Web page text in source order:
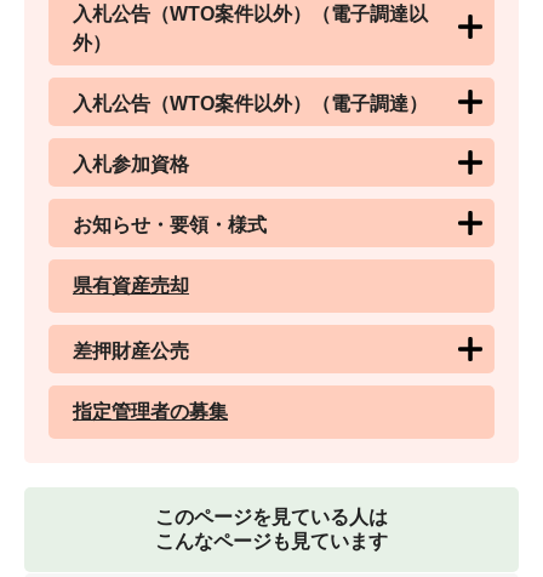
入札公告（WTO案件以外）（電子調達以
外）
入札公告（WTO案件以外）（電子調達）
入札参加資格
お知らせ・要領・様式
県有資産売却
差押財産公売
指定管理者の募集
このページを見ている人は
こんなページも見ています